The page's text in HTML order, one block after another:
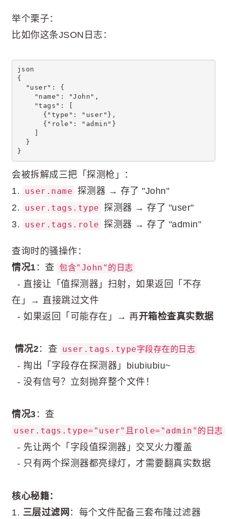
举个栗子：
比如你这条JSON日志：
json
{
"user": {
"name": "John",
"tags": [
{"type": "user"},
{"role": "admin"}
}
}
会被拆解成三把「探测枪」：
1.
user.name 探测器 → 存了 "John"
2.
user.tags.type 探测器 → 存了 "user"
3.
user.tags.role 探测器 → 存了 "admin"
查询时的骚操作：
情况1 ：查 包含"John"的日志
- 直接让「值探测器」扫射，如果返回「不存
在」→ 直接跳过文件
- 如果返回「可能存在」→ 再开箱检查真实数据
情况2：查 user.tags.type字段存在的日志
- 掏出「字段存在探测器」biubiubiu~
- 没有信号？立刻抛弃整个文件！
情况3 ：查
user.tags.type="user"且role="admin"的日志
- 先让两个「字段值探测器」交叉火力覆盖
- 只有两个探测器都亮绿灯，才需要翻真实数据
核心秘籍：
1. 三层过滤网 ：每个文件配备三套布隆过滤器